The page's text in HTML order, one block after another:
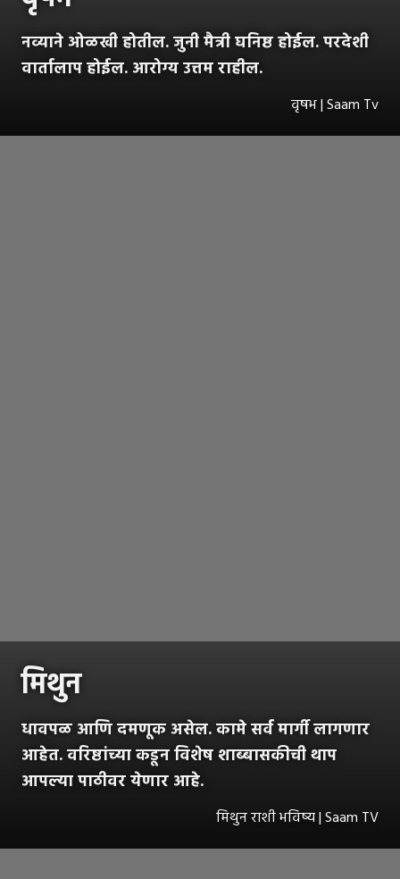
नव्याने ओळखी होतील. जुनी मैत्री घनिष्ठ होईल. परदेशी
वार्तालाप होईल. आरोग्य उत्तम राहील.
वृषभ | Saam Tv
मिथुन
धावपळ आणि दमणूक असेल. कामे सर्व मार्गी लागणार
आहेत. वरिष्ठांच्या कडून विशेष शाब्बासकीची थाप
आपल्या पाठीवर येणार आहे.
मिथुन राशी भविष्य | Saam TV